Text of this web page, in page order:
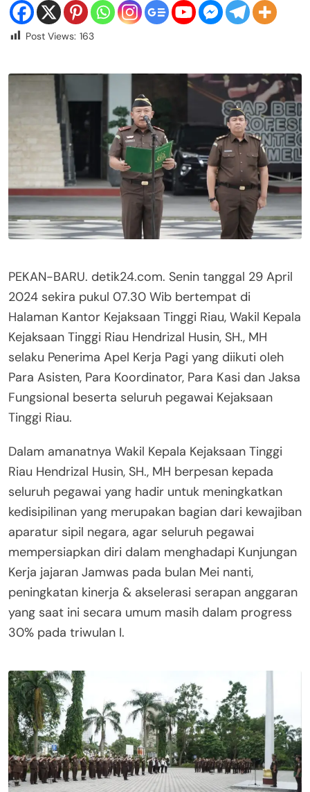
Post Views: 163
PEKAN-BARU. detik24.com. Senin tanggal 29 April
2024 sekira pukul 07.30 Wib bertempat di
Halaman Kantor Kejaksaan Tinggi Riau, Wakil Kepala
Kejaksaan Tinggi Riau Hendrizal Husin, SH., MH
selaku Penerima Apel Kerja Pagi yang diikuti oleh
Para Asisten, Para Koordinator, Para Kasi dan Jaksa
Fungsional beserta seluruh pegawai Kejaksaan
Tinggi Riau.
Dalam amanatnya Wakil Kepala Kejaksaan Tinggi
Riau Hendrizal Husin, SH., MH berpesan kepada
seluruh pegawai yang hadir untuk meningkatkan
kedisipilinan yang merupakan bagian dari kewajiban
aparatur sipil negara, agar seluruh pegawai
mempersiapkan diri dalam menghadapi Kunjungan
Kerja jajaran Jamwas pada bulan Mei nanti,
peningkatan kinerja & akselerasi serapan anggaran
yang saat ini secara umum masih dalam progress
30% pada triwulan I.